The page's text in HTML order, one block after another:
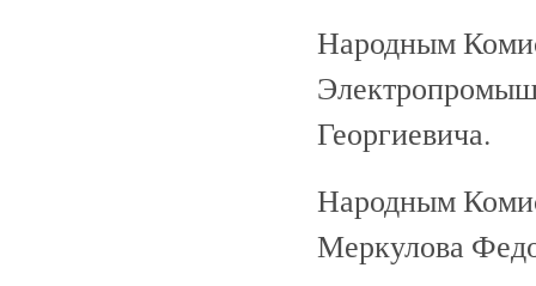
Народным
Георгиевича.
Народным
Меркулова